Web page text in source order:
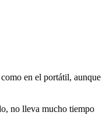
en el portátil, aunque
no lleva mucho tiempo